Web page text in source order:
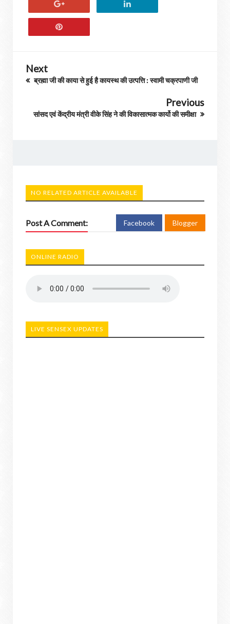
Next
ब्रह्मा जी की काया से हुई है कायस्थ की उत्पत्ति : स्वामी चक्रपाणी जी
Previous
सांसद एवं केंद्रीय मंत्री वीके सिंह ने की विकासात्मक कार्यो की समीक्षा
NO RELATED ARTICLE AVAILABLE
Post A Comment: Facebook Blogger
ONLINE RADIO
LIVE SENSEX UPDATES